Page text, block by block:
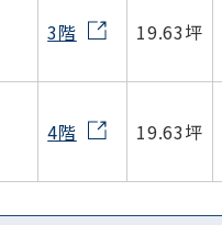
3階 19.63坪
4階 19.63坪